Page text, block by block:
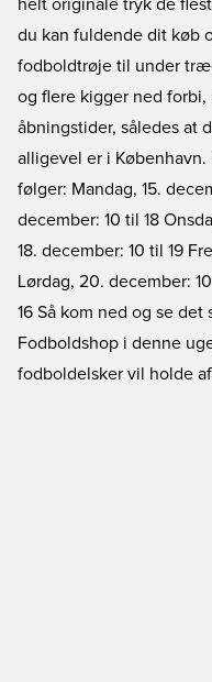
helt originale tryk de
du kan fuldende dit køb
fodboldtrøje til under
og flere kigger ned forbi,
åbningstider, således at
alligevel er i
følger: Mandag, 15.
december: 10 til 18
18. december: 10 til 19
Lørdag, 20. december:
16 Så kom ned og se
Fodboldshop i denne
fodboldelsker vil holde